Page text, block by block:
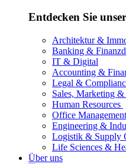
Entdecken Sie
Architektur &
Banking &
IT & Digital
Accounting &
Legal &
Sales, Marketing &
Human Resources
Office
Engineering &
Logistik & Supply
Life Sciences &
Über uns